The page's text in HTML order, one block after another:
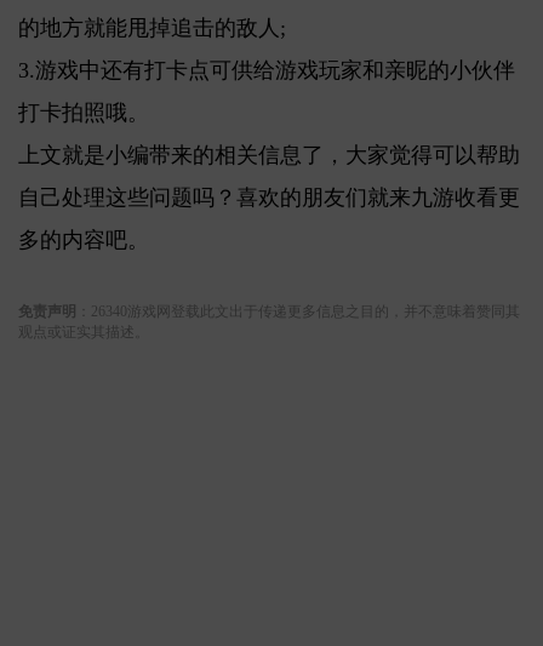
的地方就能甩掉追击的敌人;
3.游戏中还有打卡点可供给游戏玩家和亲昵的小伙伴
打卡拍照哦。
上文就是小编带来的相关信息了，大家觉得可以帮助
自己处理这些问题吗？喜欢的朋友们就来九游收看更
多的内容吧。
免责声明
：26340游戏网登载此文出于传递更多信息之目的，并不意味着赞同其
观点或证实其描述。